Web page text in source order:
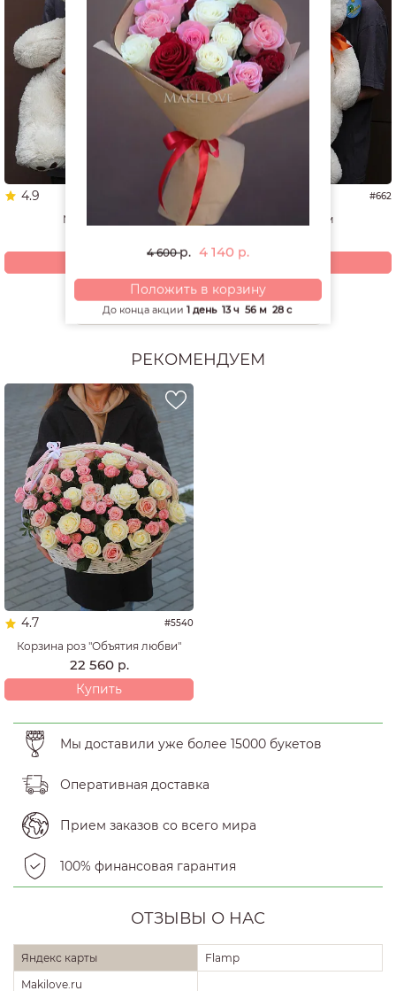
4.9 #1337
Мишка 60 см
5.0 #662
Мишка 70 см
Смотреть все открытки и игрушки
РЕКОМЕНДУЕМ
4.7 #5540
Корзина роз "Объятия любви"
22 560 р.
Купить
Мы доставили уже более 15000 букетов
Оперативная доставка
Прием заказов со всего мира
100% финансовая гарантия
ОТЗЫВЫ О НАС
Яндекс карты
Flamp
Makilove.ru
4 600р. 4 140 р.
Положить в корзину
До конца акции 1 день 13 ч 56 м 28 с